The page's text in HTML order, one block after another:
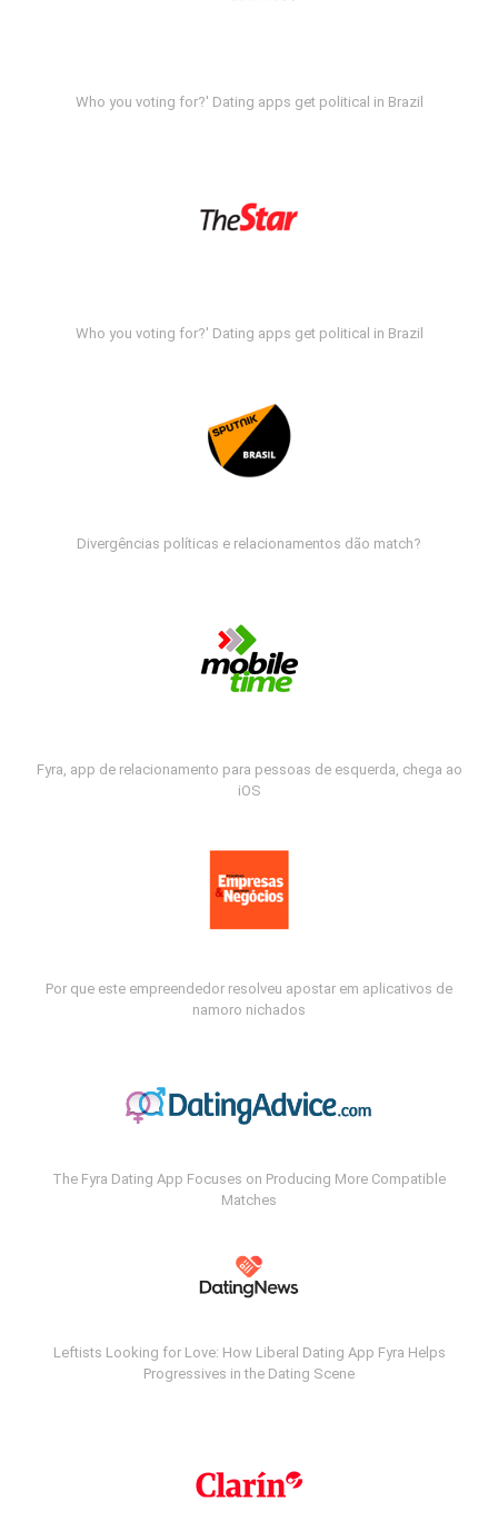
Who you voting for?' Dating apps get political in Brazil
Who you voting for?' Dating apps get political in Brazil
Divergências políticas e relacionamentos dão match?
Fyra, app de relacionamento para pessoas de esquerda, chega ao
iOS
Por que este empreendedor resolveu apostar em aplicativos de
namoro nichados
The Fyra Dating App Focuses on Producing More Compatible
Matches
Leftists Looking for Love: How Liberal Dating App Fyra Helps
Progressives in the Dating Scene